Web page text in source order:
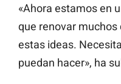
«Ahora estamos en
que renovar
estas ideas.
puedan hacer», ha